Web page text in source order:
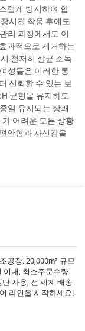
럽게 방지하여 합
시간 착용 후에도
리 과정에서도 이
과적으로 제거하는
철저히 살균 소독
성들은 이러한 통
신뢰할 수 있는 보
균형을 유지하도
일 유지되는 상쾌
어려운 모든 상황
안함과 자신감을
공장. 20,000m² 규모
이내, 최소주문수량
사용, 전 세계 배송
라인을 시작하세요!